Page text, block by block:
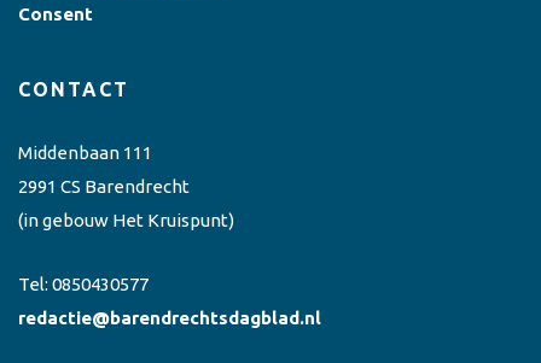
Consent
CONTACT
Middenbaan 111
2991 CS Barendrecht
(in gebouw Het Kruispunt)
Tel: 0850430577
redactie@barendrechtsdagblad.nl